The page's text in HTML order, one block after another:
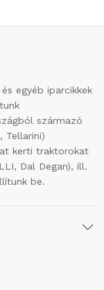
egyéb iparcikkek
származó
Tellarini)
kerti traktorokat
Dal Degan), ill.
be.